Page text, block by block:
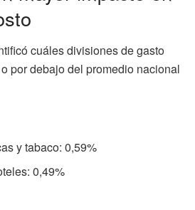
cuáles divisiones de gasto
por debajo del promedio nacional
y tabaco: 0,59%
0,49%